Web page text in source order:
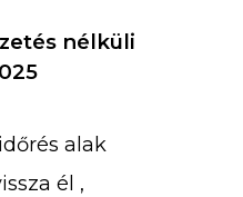
nélküli
alak
él ,